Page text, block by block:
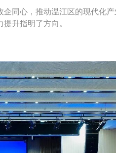
同心，推动温江区的现代化
升指明了方向。